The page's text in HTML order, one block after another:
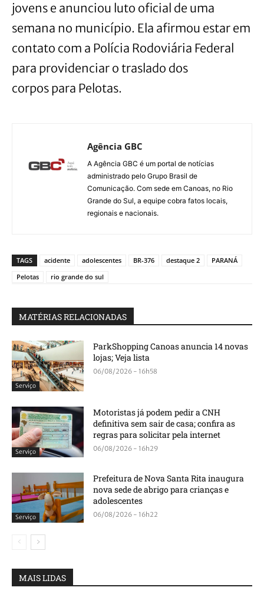
jovens e anunciou luto oficial de uma
semana no município. Ela afirmou estar em
contato com a Polícia Rodoviária Federal
para providenciar o traslado dos
corpos para Pelotas.
Agência GBC
A Agência GBC é um portal de notícias
administrado pelo Grupo Brasil de
Comunicação. Com sede em Canoas, no Rio
Grande do Sul, a equipe cobra fatos locais,
regionais e nacionais.
TAGS acidente adolescentes BR-376 destaque 2
PARANÁ
Pelotas
rio grande do sul
MATÉRIAS RELACIONADAS
Serviço
ParkShopping Canoas anuncia 14 novas
lojas; Veja lista
06/08/2026 - 16h58
Serviço
Motoristas já podem pedir a CNH
definitiva sem sair de casa; confira as
regras para solicitar pela internet
06/08/2026 - 16h29
Serviço
Prefeitura de Nova Santa Rita inaugura
nova sede de abrigo para crianças e
adolescentes
06/08/2026 - 16h22
MAIS LIDAS